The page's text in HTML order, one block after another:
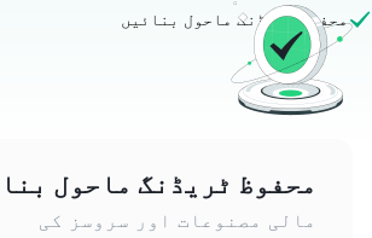
محفوظ ٹریڈنگ ماحول بنائیں
محفوظ ٹریڈنگ ماحول
مالی مصنوعات اور سروسز کی